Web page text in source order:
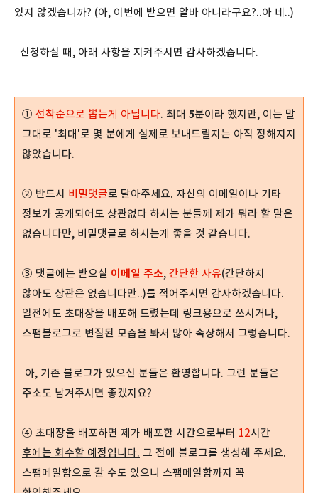
있지 않겠습니까? (아, 이번에 받으면 알바 아니라구요?..아 네..)
신청하실 때, 아래 사항을 지켜주시면 감사하겠습니다.
① 선착순으로 뽑는게 아닙니다. 최대 5분이라 했지만, 이는 말
그대로 '최대'로 몇 분에게 실제로 보내드릴지는 아직 정해지지
않았습니다.
② 반드시 비밀댓글로 달아주세요. 자신의 이메일이나 기타
정보가 공개되어도 상관없다 하시는 분들께 제가 뭐라 할 말은
없습니다만, 비밀댓글로 하시는게 좋을 것 같습니다.
③ 댓글에는 받으실 이메일 주소, 간단한 사유(간단하지
않아도 상관은 없습니다만..)를 적어주시면 감사하겠습니다.
일전에도 초대장을 배포해 드렸는데 링크용으로 쓰시거나,
스팸블로그로 변질된 모습을 봐서 많아 속상해서 그렇습니다.
아, 기존 블로그가 있으신 분들은 환영합니다. 그런 분들은
주소도 남겨주시면 좋겠지요?
④ 초대장을 배포하면 제가 배포한 시간으로부터 12시간
후에는 회수할 예정입니다. 그 전에 블로그를 생성해 주세요.
스팸메일함으로 갈 수도 있으니 스팸메일함까지 꼭